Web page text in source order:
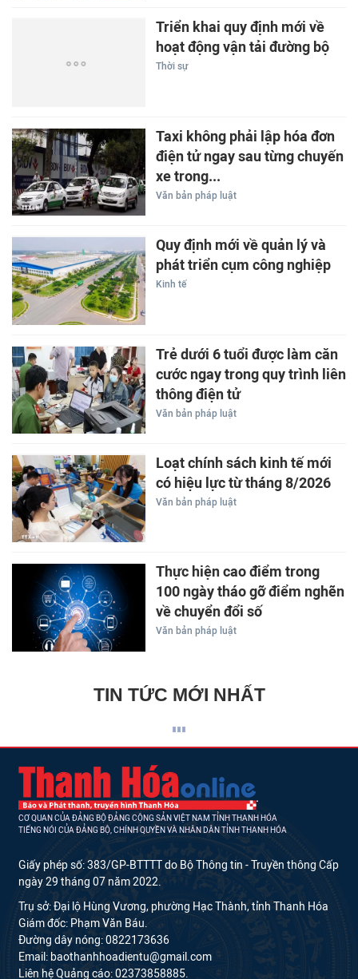
Triển khai quy định mới về
hoạt động vận tải đường bộ
Thời sự
Taxi không phải lập hóa đơn
điện tử ngay sau từng chuyến
xe trong...
Văn bản pháp luật
Quy định mới về quản lý và
phát triển cụm công nghiệp
Kinh tế
Trẻ dưới 6 tuổi được làm căn
cước ngay trong quy trình liên
thông điện tử
Văn bản pháp luật
Loạt chính sách kinh tế mới
có hiệu lực từ tháng 8/2026
Văn bản pháp luật
Thực hiện cao điểm trong
100 ngày tháo gỡ điểm nghẽn
về chuyển đổi số
Văn bản pháp luật
TIN TỨC MỚI NHẤT
CƠ QUAN CỦA ĐẢNG BỘ ĐẢNG CỘNG SẢN VIỆT NAM TỈNH THANH HÓA
TIẾNG NÓI CỦA ĐẢNG BỘ, CHÍNH QUYỀN VÀ NHÂN DÂN TỈNH THANH HÓA
Giấy phép số: 383/GP-BTTTT do Bộ Thông tin - Truyền thông Cấp
ngày 29 tháng 07 năm 2022.
Trụ sở: Đại lộ Hùng Vương, phường Hạc Thành, tỉnh Thanh Hóa
Giám đốc: Phạm Văn Báu.
Đường dây nóng: 0822173636
Email: baothanhhoadientu@gmail.com
Liên hệ Quảng cáo: 02373858885.